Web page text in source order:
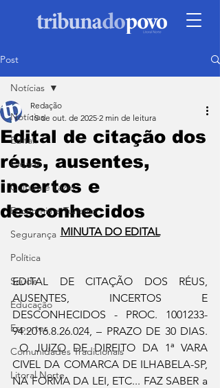
Post
Notícias
Edital
Cidade
Cultura e Lazer
Economia e Turismo
Segurança
Política
Saúde
Educação
Esportes
Comunidades Tradicionais
Litoral Norte
Notícias
Edital de citação dos
réus, ausentes,
incertos e
desconhecidos
Redação
15 de out. de 2025 2 min de leitura
MINUTA DO EDITAL
EDITAL DE CITAÇÃO DOS RÉUS,
AUSENTES, INCERTOS E
DESCONHECIDOS - PROC. 1001233-
94.2016.8.26.024, – PRAZO DE 30 DIAS.
O JUIZO DE DIREITO DA 1ª VARA
CIVEL DA COMARCA DE ILHABELA-SP,
NA FORMA DA LEI, ETC... FAZ SABER a